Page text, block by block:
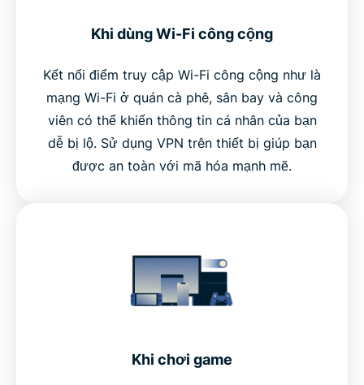
Khi dùng Wi-Fi công cộng
Kết nối điểm truy cập Wi-Fi công cộng như là
mạng Wi-Fi ở quán cà phê, sân bay và công
viên có thể khiến thông tin cá nhân của bạn
dễ bị lộ. Sử dụng VPN trên thiết bị giúp bạn
được an toàn với mã hóa mạnh mẽ.
Khi chơi game